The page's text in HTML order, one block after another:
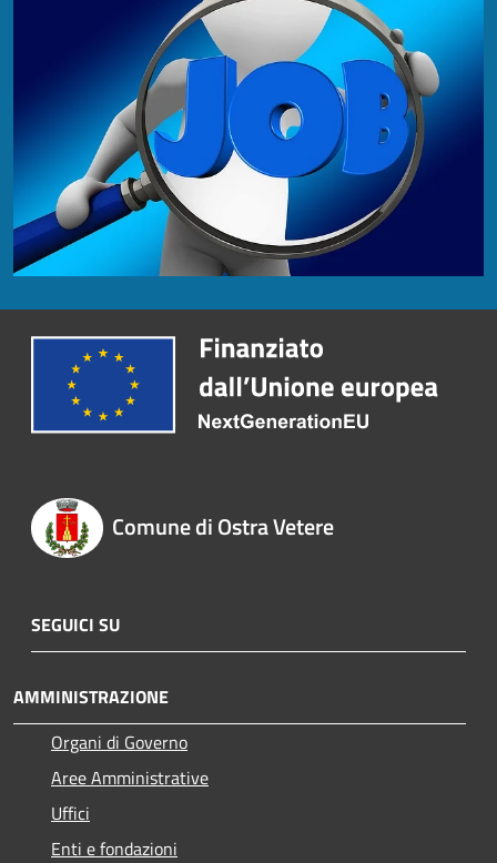
Comune di Ostra Vetere
SEGUICI SU
AMMINISTRAZIONE
Organi di Governo
Aree Amministrative
Uffici
Enti e fondazioni